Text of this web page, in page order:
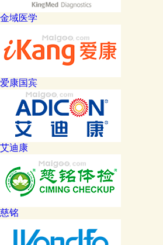
金域医学
爱康国宾
艾迪康
慈铭